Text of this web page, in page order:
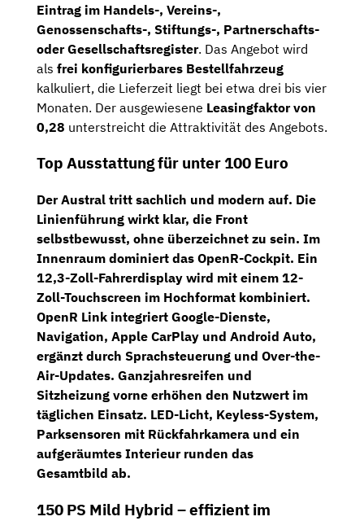
Eintrag im Handels-, Vereins-,
Genossenschafts-, Stiftungs-, Partnerschafts-
oder Gesellschaftsregister. Das Angebot wird
als frei konfigurierbares Bestellfahrzeug
kalkuliert, die Lieferzeit liegt bei etwa drei bis vier
Monaten. Der ausgewiesene Leasingfaktor von
0,28 unterstreicht die Attraktivität des Angebots.
Top Ausstattung für unter 100 Euro
Der Austral tritt sachlich und modern auf. Die
Linienführung wirkt klar, die Front
selbstbewusst, ohne überzeichnet zu sein. Im
Innenraum dominiert das OpenR-Cockpit. Ein
12,3-Zoll-Fahrerdisplay wird mit einem 12-
Zoll-Touchscreen im Hochformat kombiniert.
OpenR Link integriert Google-Dienste,
Navigation, Apple CarPlay und Android Auto,
ergänzt durch Sprachsteuerung und Over-the-
Air-Updates. Ganzjahresreifen und
Sitzheizung vorne erhöhen den Nutzwert im
täglichen Einsatz. LED-Licht, Keyless-System,
Parksensoren mit Rückfahrkamera und ein
aufgeräumtes Interieur runden das
Gesamtbild ab.
150 PS Mild Hybrid – effizient im